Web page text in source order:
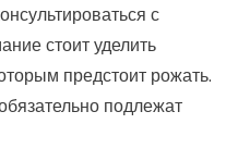
с
стоит уделить
предстоит рожать.
подлежат